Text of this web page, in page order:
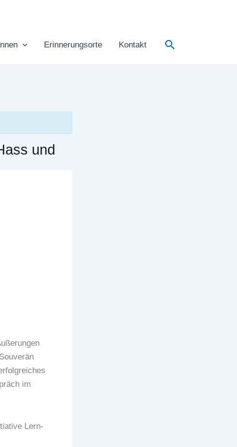
Erinnerungsorte Kontakt Suchen
und
im
Lern-